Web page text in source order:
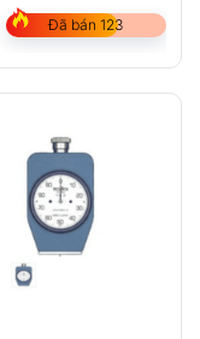
Đã bán 123